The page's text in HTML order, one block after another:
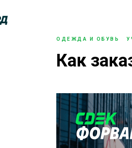
ОДЕЖДА И ОБУВЬ
Как